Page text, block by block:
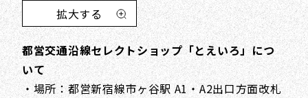
拡大する
都営交通沿線セレクトショップ「とえいろ」につ
いて
・場所：都営新宿線市ヶ谷駅 A1・A2出口方面改札